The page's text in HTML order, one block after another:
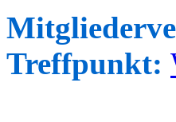
Treffpunkt: